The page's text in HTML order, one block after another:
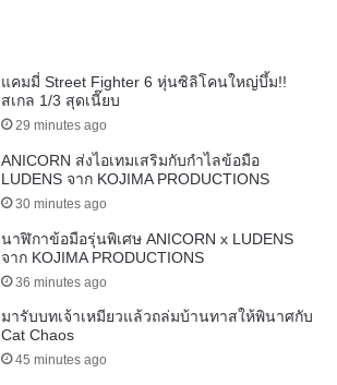
แคมมี่ Street Fighter 6 หุ่นซิลิโคนใหญ่บึ้ม!!
สเกล 1/3 สุดเนี๊ยบ
29 minutes ago
ANICORN ส่งไอเทมเสริมกับกำไลข้อมือ
LUDENS จาก KOJIMA PRODUCTIONS
30 minutes ago
นาฬิกาข้อมือรุ่นพิเศษ ANICORN x LUDENS
จาก KOJIMA PRODUCTIONS
36 minutes ago
มารับบทเจ้าเหมียวแล้วถล่มบ้านทาสให้พินาศกับ
Cat Chaos
45 minutes ago